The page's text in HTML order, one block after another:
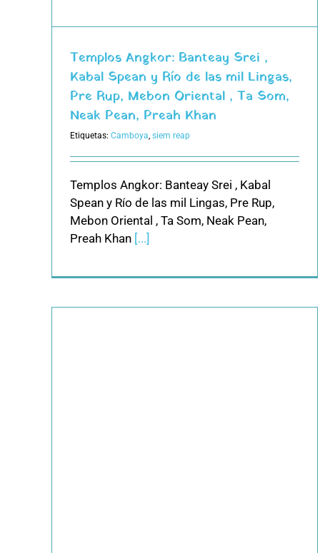
Templos Angkor: Banteay Srei ,
Kabal Spean y Río de las mil Lingas,
Pre Rup, Mebon Oriental , Ta Som,
Neak Pean, Preah Khan
Etiquetas: Camboya, siem reap
Templos Angkor: Banteay Srei , Kabal
Spean y Río de las mil Lingas, Pre Rup,
Mebon Oriental , Ta Som, Neak Pean,
Preah Khan [...]